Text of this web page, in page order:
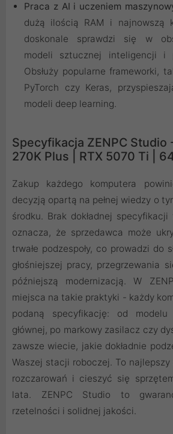
Praca z AI i uczeniem
dużą ilością RAM i najnowszą
doskonale sprawdzi się w
modeli sztucznej inteligencji
Obsłuży popularne frameworki,
PyTorch czy Keras,
modeli deep learning.
Specyfikacja ZENPC Studio
270K Plus | RTX 5070 Ti |
Zakup każdego komputera
decyzją opartą na pełnej wiedzy o
środku. Brak dokładnej
oznacza, że sprzedawca może
trwałe podzespoły, co prowadzi do
głośniejszej pracy, przegrzewania
późniejszą modernizacją. W
miejsca na takie praktyki - każdy
podaną specyfikację: od
głównej, po markowy zasilacz czy
zawsze wiecie, jakie dokładnie
Waszej stacji roboczej. To
rozczarowań i cieszyć się
lata. ZENPC Studio to
rzetelności i solidnej jakości.